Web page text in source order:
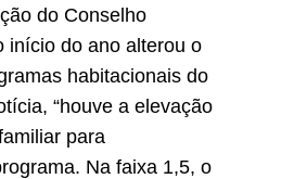
do Conselho
início do ano alterou o
habitacionais do
“houve a elevação
para
Na faixa 1,5, o